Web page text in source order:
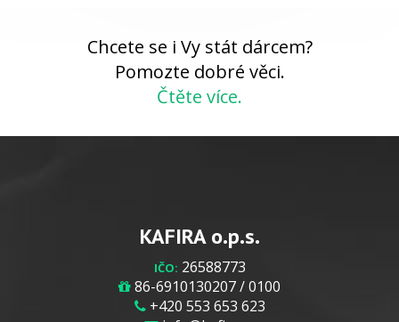
Chcete se i Vy stát dárcem?
Pomozte dobré věci.
Čtěte více.
KAFIRA o.p.s.
IČO: 26588773
86-6910130207 / 0100
+420 553 653 623